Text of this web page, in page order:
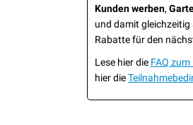
Kunden werben,
und damit gleichzeitig
Rabatte für den
Lese hier die FAQ
hier die